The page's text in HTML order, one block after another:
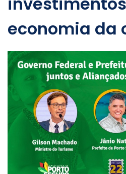
economia da